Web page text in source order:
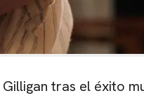
tras el éxito